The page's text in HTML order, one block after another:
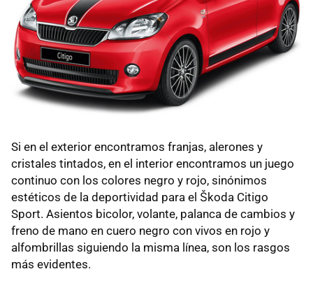
Si en el exterior encontramos franjas, alerones y
cristales tintados, en el interior encontramos un juego
continuo con los colores negro y rojo, sinónimos
estéticos de la deportividad para el Škoda Citigo
Sport. Asientos bicolor, volante, palanca de cambios y
freno de mano en cuero negro con vivos en rojo y
alfombrillas siguiendo la misma línea, son los rasgos
más evidentes.